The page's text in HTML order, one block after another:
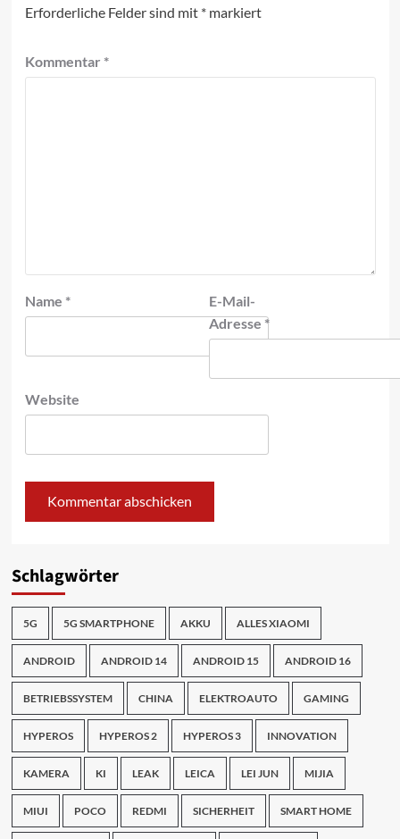
Erforderliche Felder sind mit *markiert
Kommentar *
Name *
E-Mail-
Adresse*
Website
Schlagwörter
5G 5G SMARTPHONE AKKU ALLES XIAOMI
ANDROID ANDROID 14 ANDROID 15 ANDROID 16
BETRIEBSSYSTEM CHINA ELEKTROAUTO GAMING
HYPEROS HYPEROS 2 HYPEROS 3 INNOVATION
KAMERA KI LEAK LEICA LEI JUN MIJIA
MIUI POCO REDMI SICHERHEIT SMART HOME